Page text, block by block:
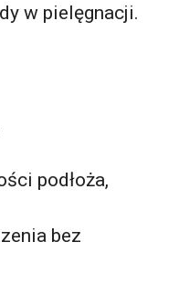
w pielęgnacji.
podłoża,
bez